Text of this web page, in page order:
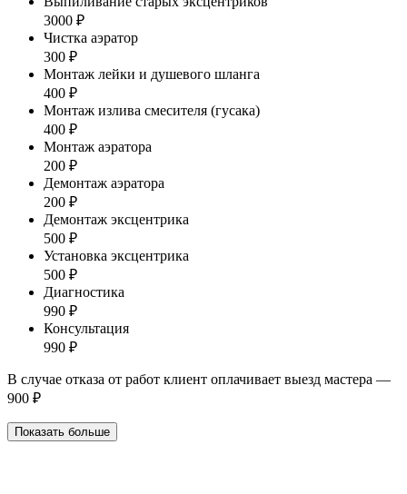
3000 ₽
Чистка аэратор
300 ₽
Монтаж лейки и душевого шланга
400 ₽
Монтаж излива смесителя (гусака)
400 ₽
Монтаж аэратора
200 ₽
Демонтаж аэратора
200 ₽
Демонтаж эксцентрика
500 ₽
Установка эксцентрика
500 ₽
Диагностика
990 ₽
Консультация
990 ₽
В случае отказа от работ клиент оплачивает выезд мастера —
900 ₽
Показать больше